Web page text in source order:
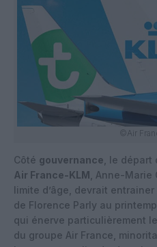
©Air
Côté gouvernance , le
Air France-KLM , Anne-
limite d’âge, devrait entrainer
de Florence Parly au
qui énerve particulièrement le
du groupe Air France,